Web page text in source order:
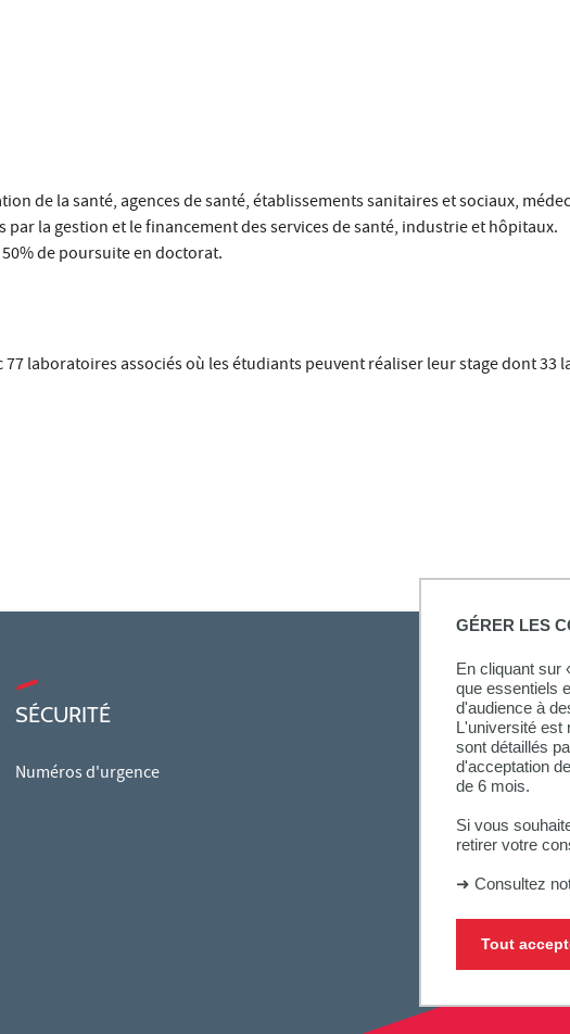
GÉRER LES
En cliquant sur
que essentiels
d'audience à
L'université est
sont détaillés
d'acceptation
de 6 mois.
Si vous
retirer votre
➜ Consultez
Tout
de la santé, agences de santé, établissements sanitaires et sociaux,
la gestion et le financement des services de santé, industrie et hôpitaux.
de poursuite en doctorat.
laboratoires associés où les étudiants peuvent réaliser leur stage dont 33
SÉCURITÉ
Numéros d'urgence